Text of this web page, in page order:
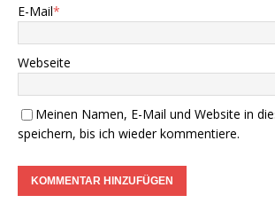
E-Mail*
Webseite
Meinen Namen, E-Mail und Website in
speichern, bis ich wieder kommentiere.